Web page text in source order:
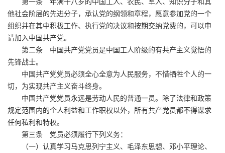
他社会阶层的先进分子，承认党的纲领和章程，愿意参加党的一个
组织并在其中积极工作、执行党的决议和按期交纳党费的，可以申
请加入中国共产党。
第二条 中国共产党党员是中国工人阶级的有共产主义觉悟的
先锋战士。
中国共产党党员必须全心全意为人民服务，不惜牺牲个人的一
切，为实现共产主义奋斗终身。
中国共产党党员永远是劳动人民的普通一员。除了法律和政策
规定范围内的个人利益和工作职权以外，所有共产党员都不得谋求
任何私利和特权。
第三条 党员必须履行下列义务：
（一）认真学习马克思列宁主义、毛泽东思想、邓小平理论、